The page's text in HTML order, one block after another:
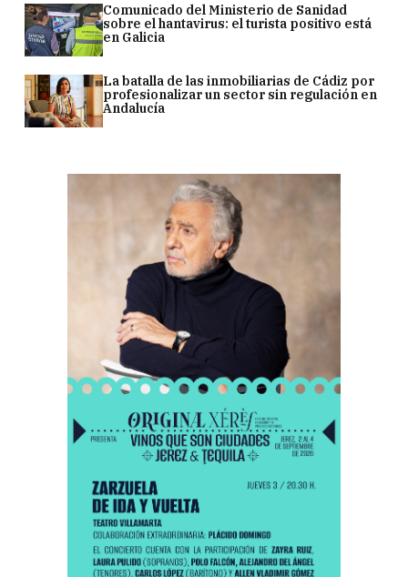
Comunicado del Ministerio de Sanidad
sobre el hantavirus: el turista positivo está
en Galicia
La batalla de las inmobiliarias de Cádiz por
profesionalizar un sector sin regulación en
Andalucía